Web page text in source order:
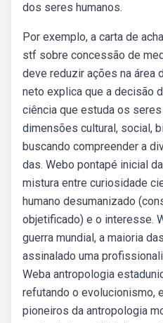
dos seres humanos.
Por exemplo, a carta de
stf sobre concessão de
deve reduzir ações na área
neto explica que a decisão
ciência que estuda os
dimensões cultural, social,
buscando compreender a
das. Webo pontapé inicial
mistura entre curiosidade
humano desumanizado
objetificado) e o interesse.
guerra mundial, a maioria
assinalado uma
Weba antropologia
refutando o evolucionismo,
pioneiros da antropologia